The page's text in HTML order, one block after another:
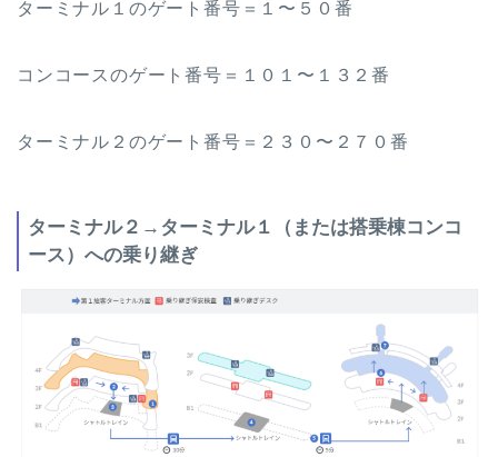
ターミナル１のゲート番号＝１〜５０番
コンコースのゲート番号＝１０１〜１３２番
ターミナル２のゲート番号＝２３０〜２７０番
ターミナル２→ターミナル１（または搭乗棟コンコ
ース）への乗り継ぎ